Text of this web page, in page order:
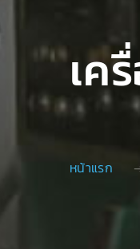
เค
หน้าแรก